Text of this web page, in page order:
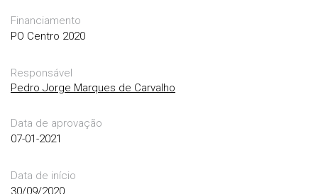
Financiamento
PO Centro 2020
Responsável
Pedro Jorge Marques de Carvalho
Data de aprovação
07-01-2021
Data de início
30/09/2020